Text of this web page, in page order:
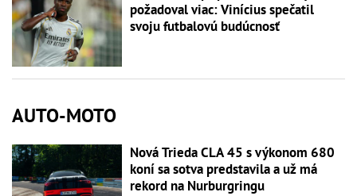
požadoval viac: Vinícius spečatil
svoju futbalovú budúcnosť
AUTO-MOTO
Nová Trieda CLA 45 s výkonom 680
koní sa sotva predstavila a už má
rekord na Nurburgringu